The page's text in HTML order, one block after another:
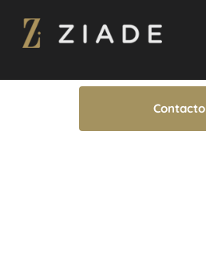
Contacto